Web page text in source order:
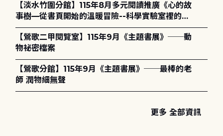
【淡水竹圍分館】115年8月多元閱讀推廣《心的故
事樹—從書頁開始的溫暖冒險--科學實驗室裡的放
電章魚》
【鶯歌二甲閱覽室】115年9月《主題書展》──動
物祕密檔案
【鶯歌分館】115年9月《主題書展》──最棒的老
師 潤物細無聲
更多 全部資訊